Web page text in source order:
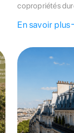
copropriétés
durée.
En savoir plus